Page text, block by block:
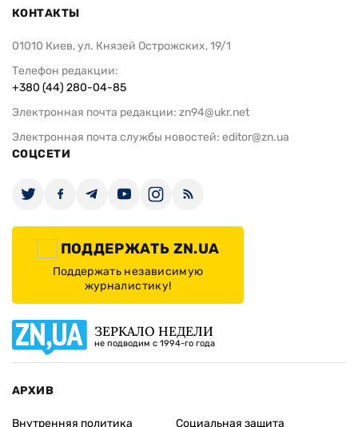
КОНТАКТЫ
01010 Киев, ул. Князей Острожских, 19/1
Телефон редакции:
+380 (44) 280-04-85
Электронная почта редакции: zn94@ukr.net
Электронная почта службы новостей: editor@zn.ua
СОЦСЕТИ
ПОДДЕРЖАТЬ ZN.UA
Поддержать независимую
журналистику!
ЗЕРКАЛО НЕДЕЛИ
не подводим с 1994-го года
АРХИВ
Внутренняя политика
Социальная защита